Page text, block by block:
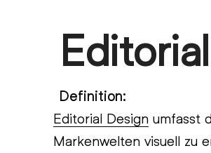
Definition:
Editorial Design umfasst
Markenwelten visuell zu